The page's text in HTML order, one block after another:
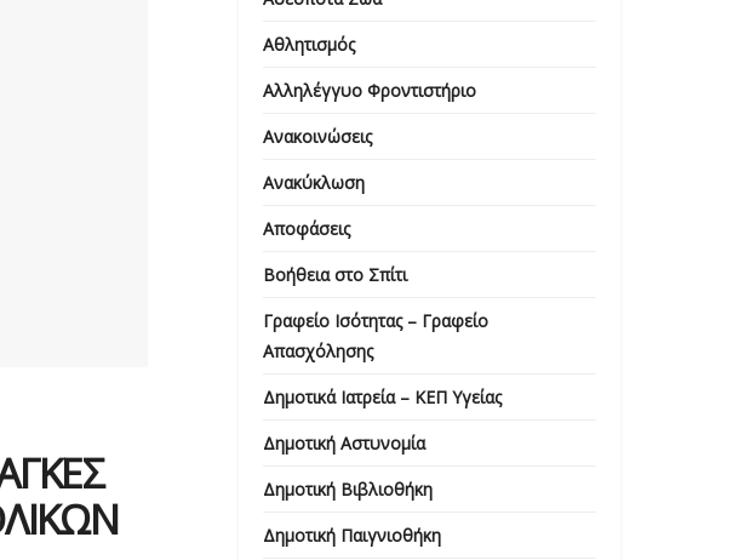
Αθλητισμός
Αλληλέγγυο Φροντιστήριο
Ανακοινώσεις
Ανακύκλωση
Αποφάσεις
Βοήθεια στο Σπίτι
Γραφείο Ισότητας – Γραφείο
Απασχόλησης
Δημοτικά Ιατρεία – ΚΕΠ Υγείας
Δημοτική Αστυνομία
Δημοτική Βιβλιοθήκη
Δημοτική Παιγνιοθήκη